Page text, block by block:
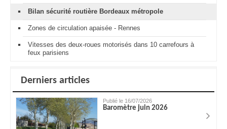
Bilan sécurité routière Bordeaux métropole
Zones de circulation apaisée - Rennes
Vitesses des deux-roues motorisés dans 10 carrefours à
feux parisiens
Derniers articles
Publié le 16/07/2026
Baromètre juin 2026